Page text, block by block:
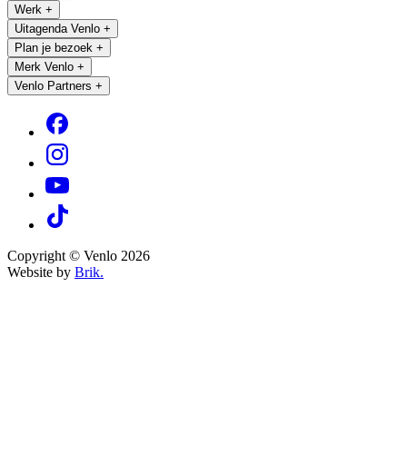
Werk +
Uitagenda Venlo +
Plan je bezoek +
Merk Venlo +
Venlo Partners +
Copyright © Venlo 2026
Website by Brik.